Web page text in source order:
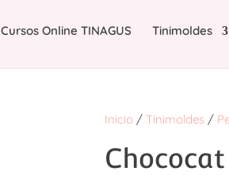
Cursos Online TINAGUS Tinimoldes
Inicio/ Tinimoldes/
Chococat